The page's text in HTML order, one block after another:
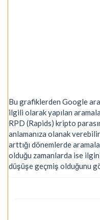
Bu grafiklerden Google
ilgili olarak yapılan
RPD (Rapids) kripto
anlamanıza olanak
arttığı dönemlerde
olduğu zamanlarda ise
düşüşe geçmiş olduğunu